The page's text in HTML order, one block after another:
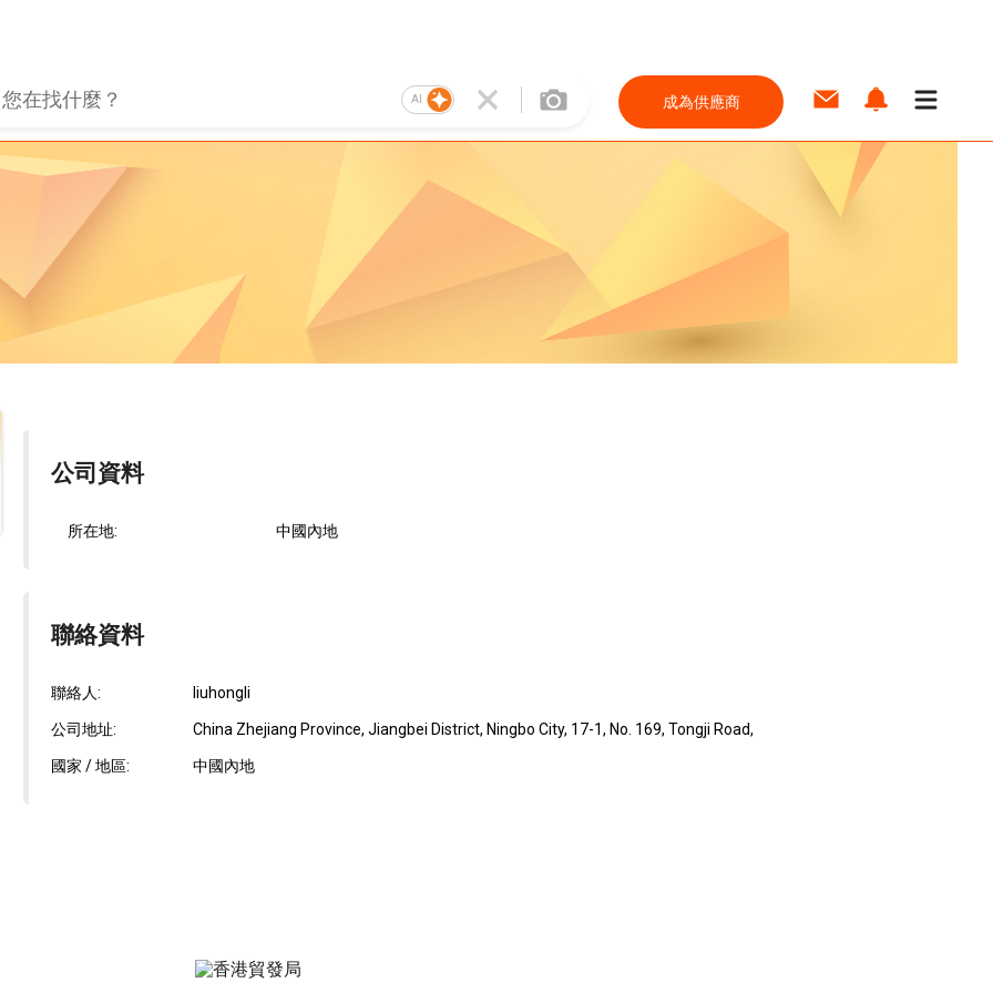
AI 成為供應商
公司資料
所在地: 中國內地
聯絡資料
聯絡人: liuhongli
公司地址: China Zhejiang Province, Jiangbei District, Ningbo City, 17-1, No. 169, Tongji Road,
國家 / 地區: 中國內地